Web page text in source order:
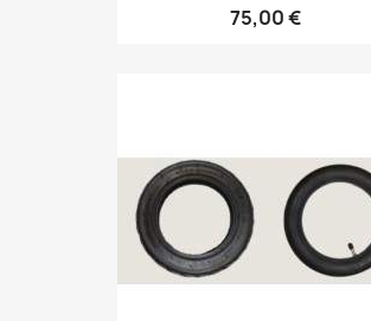
75,00 €